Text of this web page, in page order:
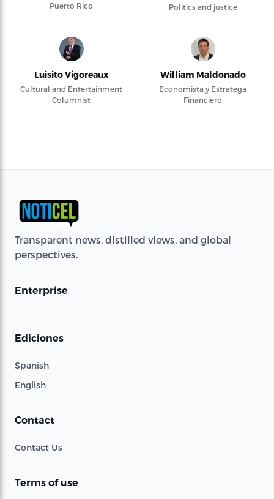
Puerto Rico
Politics and justice
Luisito Vigoreaux
Cultural and Entertainment
Columnist
William Maldonado
Economista y Estratega
Financiero
Transparent news, distilled views, and global
perspectives.
Enterprise
Ediciones
Spanish
English
Contact
Contact Us
Terms of use